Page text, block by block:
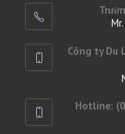
Công ty Du
Hotline: